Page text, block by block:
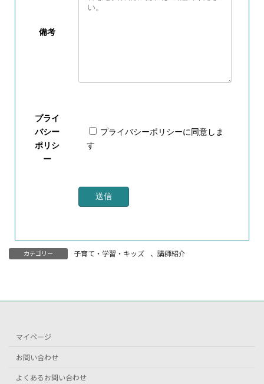
備考
プライ
バシー
ポリシ
ー
プライバシーポリシーに同意しま
す
カテゴリー 子育て・学習・キッズ 、 講師紹介
マイページ
お問い合わせ
よくあるお問い合わせ